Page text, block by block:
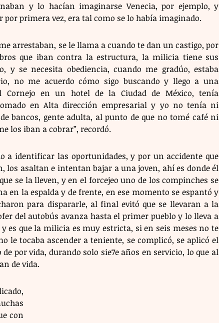
y lo hacían imaginarse Venecia, por ejemplo, y
primera vez, era tal como se lo había imaginado.
arrestaban, se le llama a cuando te dan un castigo, por
que iban contra la estructura, la milicia tiene sus
y se necesita obediencia, cuando me gradúo, estaba
no me acuerdo cómo sigo buscando y llego a una
Cornejo en un hotel de la Ciudad de México, tenía
en Alta dirección empresarial y yo no tenía ni
bancos, gente adulta, al punto de que no tomé café ni
los iban a cobrar”, recordó.
a identificar las oportunidades, y por un accidente que
los asaltan e intentan bajar a una joven, ahí es donde él
se la lleven, y en el forcejeo uno de los compinches se
en la espalda y de frente, en ese momento se espantó y
para dispararle, al final evitó que se llevaran a la
del autobús avanza hasta el primer pueblo y lo lleva a
es que la milicia es muy estricta, si en seis meses no te
le tocaba ascender a teniente, se complicó, se aplicó el
por vida, durando solo sie7e años en servicio, lo que al
de vida.
con